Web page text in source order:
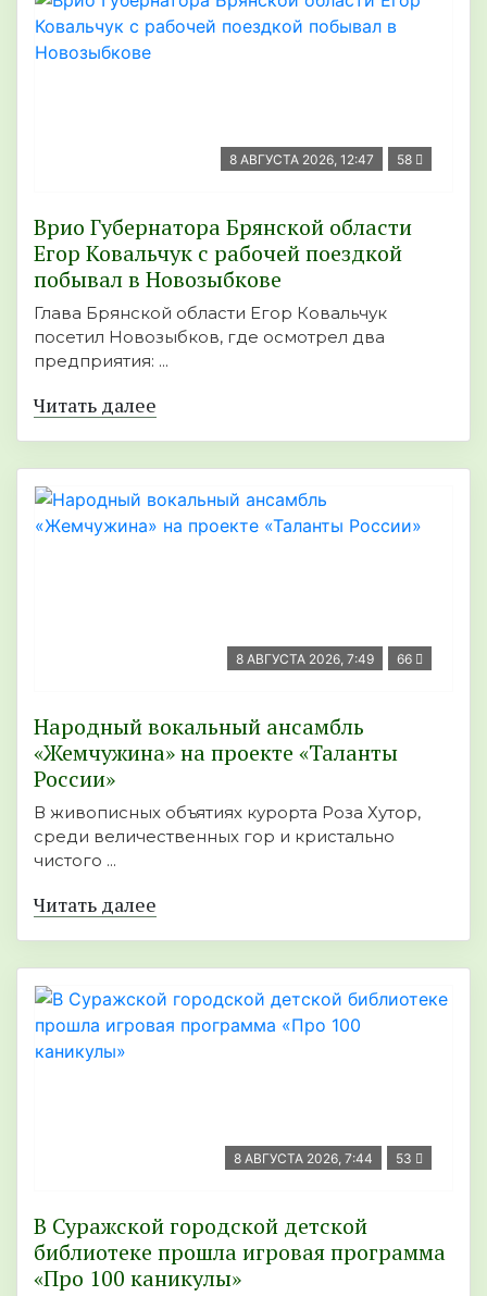
8 АВГУСТА 2026, 12:47 58
Врио Губернатора Брянской области
Егор Ковальчук с рабочей поездкой
побывал в Новозыбкове
Глава Брянской области Егор Ковальчук
посетил Новозыбков, где осмотрел два
предприятия: ...
Читать далее
8 АВГУСТА 2026, 7:49 66
Народный вокальный ансамбль
«Жемчужина» на проекте «Таланты
России»
В живописных объятиях курорта Роза Хутор,
среди величественных гор и кристально
чистого ...
Читать далее
8 АВГУСТА 2026, 7:44 53
В Суражской городской детской
библиотеке прошла игровая программа
«Про 100 каникулы»